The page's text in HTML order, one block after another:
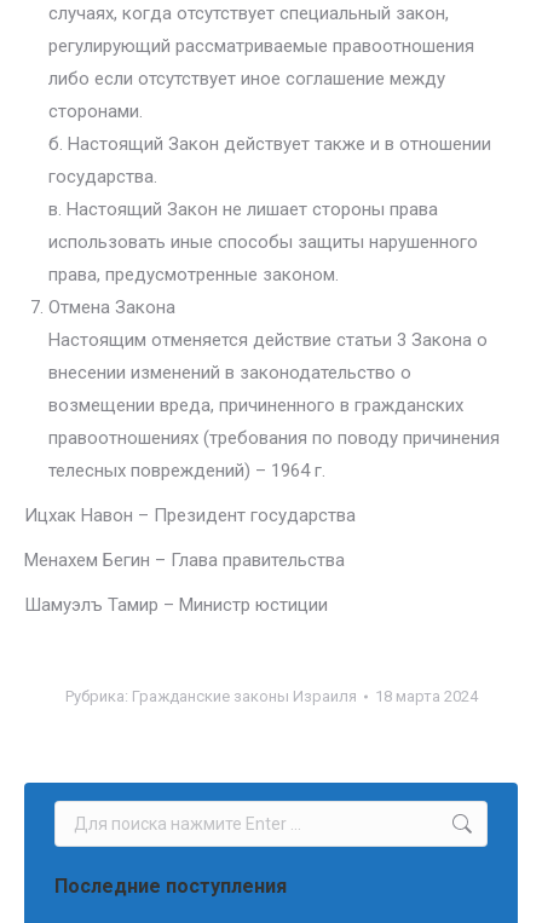
случаях, когда отсутствует специальный закон,
регулирующий рассматриваемые правоотношения
либо если отсутствует иное соглашение между
сторонами.
б. Настоящий Закон действует также и в отношении
государства.
в. Настоящий Закон не лишает стороны права
использовать иные способы защиты нарушенного
права, предусмотренные законом.
Отмена Закона
Настоящим отменяется действие статьи 3 Закона о
внесении изменений в законодательство о
возмещении вреда, причиненного в гражданских
правоотношениях (требования по поводу причинения
телесных повреждений) – 1964 г.
Ицхак Навон – Президент государства
Менахем Бегин – Глава правительства
Шамуэлъ Тамир – Министр юстиции
Рубрика: Гражданские законы Израиля 18 марта 2024
Поиск:
Последние поступления